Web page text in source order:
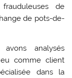
frauduleuses de
de pots-de-
analysés
comme client
dans la